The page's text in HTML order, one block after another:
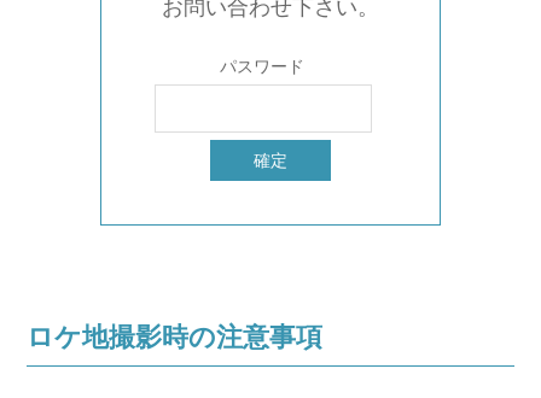
お問い合わせ下さい。
パスワード
ロケ地撮影時の注意事項